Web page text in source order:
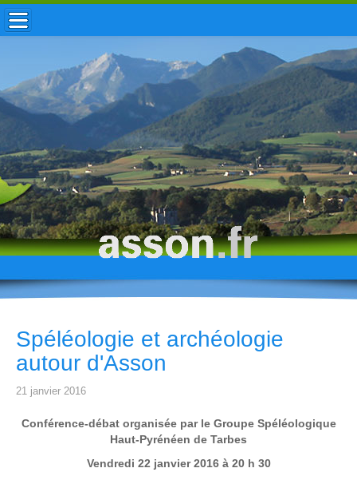
ACCUEIL / INFOS
MUNICIPALITÉ
VIE LOCALE
ENFANCE
TOURISME
HISTOIRE
Spéléologie et archéologie
autour d'Asson
21 janvier 2016
Conférence-débat organisée par le Groupe Spéléologique
Haut-Pyrénéen de Tarbes
Vendredi 22 janvier 2016 à 20 h 30